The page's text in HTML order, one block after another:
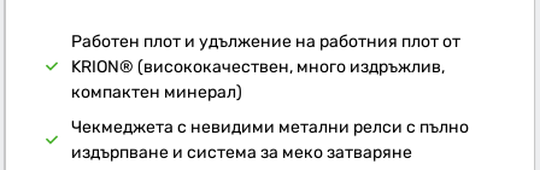
Работен плот и удължение на работния плот от
KRION® (висококачествен, много издръжлив,
компактен минерал)
Чекмеджета с невидими метални релси с пълно
издърпване и система за меко затваряне